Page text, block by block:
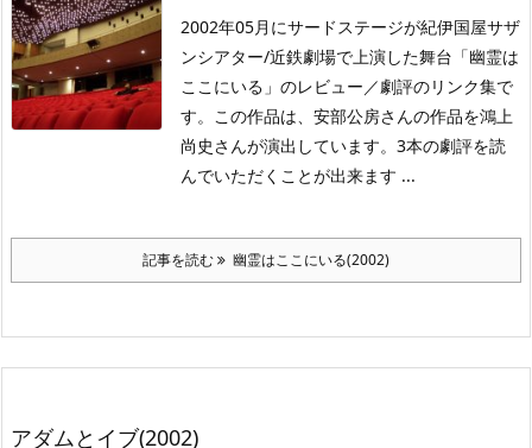
2002年05月にサードステージが紀伊国屋サザ
ンシアター/近鉄劇場で上演した舞台「幽霊は
ここにいる」のレビュー／劇評のリンク集で
す。この作品は、安部公房さんの作品を鴻上
尚史さんが演出しています。3本の劇評を読
んでいただくことが出来ます ...
記事を読む 幽霊はここにいる(2002)
アダムとイブ(2002)